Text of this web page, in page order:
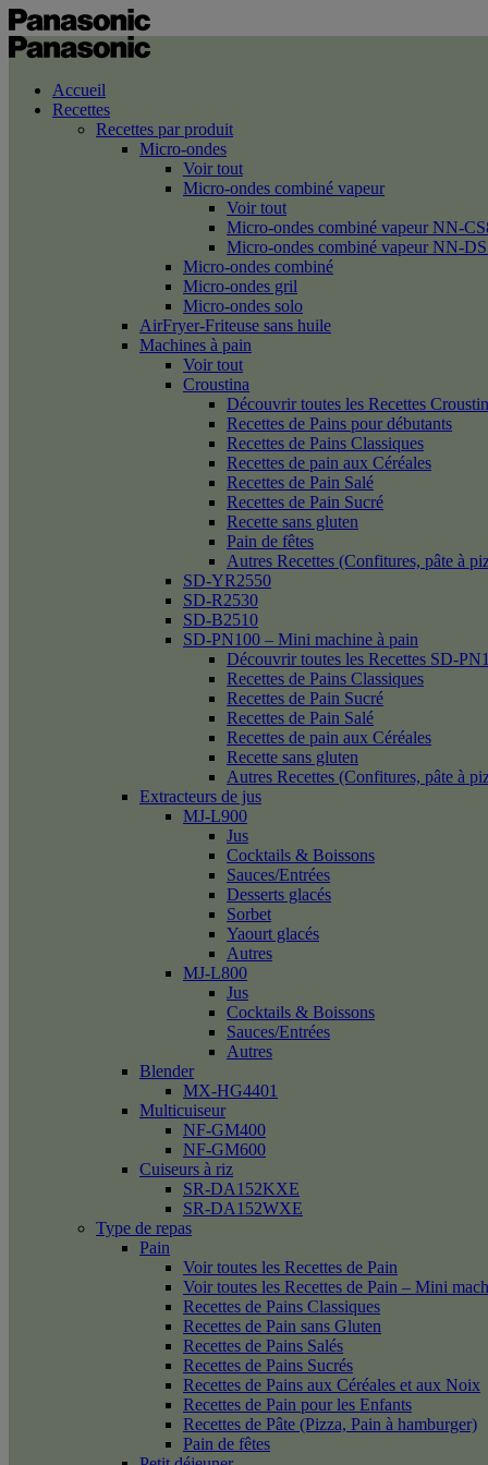
Accueil
Recettes
Recettes par produit
Micro-ondes
Voir tout
Micro-ondes combiné vapeur
Voir tout
Micro-ondes combiné vapeur NN-
Micro-ondes combiné vapeur NN-
Micro-ondes combiné
Micro-ondes gril
Micro-ondes solo
AirFryer-Friteuse sans huile
Machines à pain
Voir tout
Croustina
Découvrir toutes les Recettes
Recettes de Pains pour débutants
Recettes de Pains Classiques
Recettes de pain aux Céréales
Recettes de Pain Salé
Recettes de Pain Sucré
Recette sans gluten
Pain de fêtes
Autres Recettes (Confitures, pâte à
SD-YR2550
SD-R2530
SD-B2510
SD-PN100 – Mini machine à pain
Découvrir toutes les Recettes SD-
Recettes de Pains Classiques
Recettes de Pain Sucré
Recettes de Pain Salé
Recettes de pain aux Céréales
Recette sans gluten
Autres Recettes (Confitures, pâte à
Extracteurs de jus
MJ-L900
Jus
Cocktails & Boissons
Sauces/Entrées
Desserts glacés
Sorbet
Yaourt glacés
Autres
MJ-L800
Jus
Cocktails & Boissons
Sauces/Entrées
Autres
Blender
MX-HG4401
Multicuiseur
NF-GM400
NF-GM600
Cuiseurs à riz
SR-DA152KXE
SR-DA152WXE
Type de repas
Pain
Voir toutes les Recettes de Pain
Voir toutes les Recettes de Pain – Mini
Recettes de Pains Classiques
Recettes de Pain sans Gluten
Recettes de Pains Salés
Recettes de Pains Sucrés
Recettes de Pains aux Céréales et aux Noix
Recettes de Pain pour les Enfants
Recettes de Pâte (Pizza, Pain à hamburger)
Pain de fêtes